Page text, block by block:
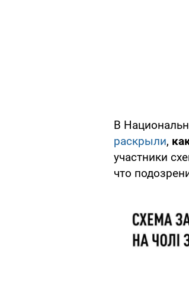
В
раскрыли,
участники
что